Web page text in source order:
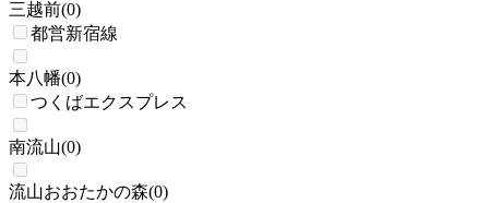
三越前(0)
都営新宿線
本八幡(0)
つくばエクスプレス
南流山(0)
流山おおたかの森(0)